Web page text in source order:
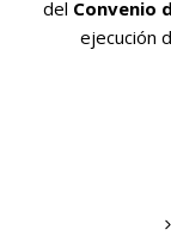
del Convenio
ejecución